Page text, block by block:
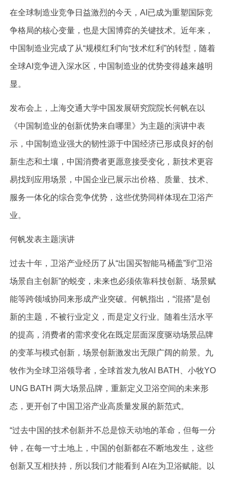
在全球制造业竞争日益激烈的今天，AI已成为重塑国际竞
争格局的核心变量，也是大国博弈的关键技术。近年来，
中国制造业完成了从“规模红利”向“技术红利”的转型，随着
全球AI竞争进入深水区，中国制造业的优势变得越来越明
显。
发布会上，上海交通大学中国发展研究院院长何帆在以
《中国制造业的创新优势来自哪里》为主题的演讲中表
示，中国制造业强大的韧性源于中国经济已形成良好的创
新生态和土壤，中国消费者更愿意接受变化，新技术更容
易找到应用场景，中国企业已展示出价格、质量、技术、
服务一体化的综合竞争优势，这些优势同样体现在卫浴产
业。
何帆发表主题演讲
过去十年，卫浴产业经历了从“出国买智能马桶盖”到“卫浴
场景自主创新”的蜕变，未来也必须依靠科技创新、场景赋
能等跨领域协同来形成产业突破。何帆指出，“混搭”是创
新的主题，不被行业定义，而是定义行业。随着生活水平
的提高，消费者的需求变化在既定层面深度驱动场景品牌
的变革与模式创新，场景创新激发出无限广阔的前景。九
牧作为全球卫浴领导者，全球首发九牧AI BATH、小牧YO
UNG BATH 两大场景品牌，重新定义卫浴空间的未来形
态，更开创了中国卫浴产业高质量发展的新范式。
“过去中国的技术创新并不总是惊天动地的革命，但每一分
钟，在每一寸土地上，中国的创新都在不断地发生，这些
创新又互相扶持，所以我们才能看到 AI在为卫浴赋能。以